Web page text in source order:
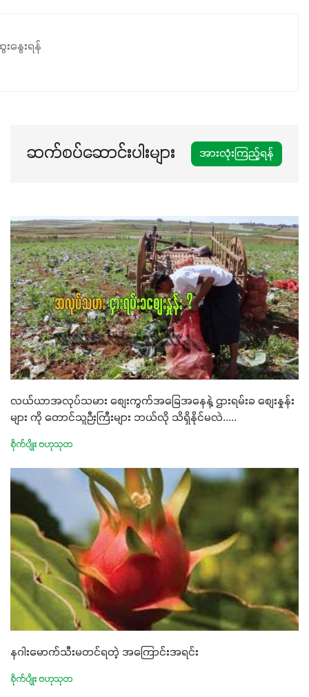
နှံစားသီးနှံများ၊ပဲအမျိုးမျိုး၊ဟင်းသီးဟင်းရွက်နဲ့ ဥယျာဉ်ခြံသီးနှံ
အားလုံးမှာ အသုံးပြုနိုင်တယ်ဆိုတော့ တစ်မျိုးတည်းနဲ့ အားလုံး
နွေးရန်
ဆက်စပ်ဆောင်းပါးများ အားလုံးကြည့်ရန်
လယ်ယာအလုပ်သမား စျေးကွက်အခြေအနေနဲ့ ဌားရမ်းခ စျေးနှုန်း
များ ကို တောင်သူဉီးကြီးများ ဘယ်လို သိရှိနိုင်မလဲ.....
စိုက်ပျိုး ဗဟုသုတ
နဂါးမောက်သီးမတင်ရတဲ့ အကြောင်းအရင်း
စိုက်ပျိုး ဗဟုသုတ